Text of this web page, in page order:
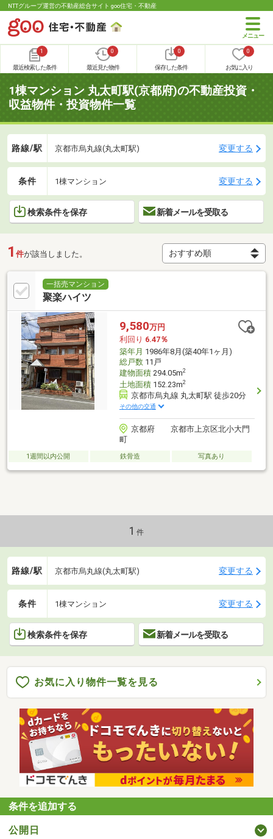
NTTグループ運営の不動産総合サイト goo住宅・不動産
1
最近検索した条件
0
最近見た物件
0
保存した条件
0
お気に入り
1棟マンション 丸太町駅(京都府)の不動産投資・
収益物件・投資物件一覧
路線/駅 京都市烏丸線(丸太町駅) 変更する
条件 1棟マンション 変更する
検索条件を保存 新着メールを受取る
1 件が該当しました。
一括売マンション
聚楽ハイツ
9,580万円
利回り 6.47％
築年月 1986年8月(築40年1ヶ月)
総戸数11戸
建物面積294.05m2
土地面積152.23m2
京都市烏丸線 丸太町駅 徒歩20分
その他の交通
京都府 京都市上京区北小大門
町
1週間以内公開 鉄骨造 写真あり
1 件
路線/駅 京都市烏丸線(丸太町駅) 変更する
条件 1棟マンション 変更する
検索条件を保存 新着メールを受取る
お気に入り物件一覧を見る
条件を追加する
公開日